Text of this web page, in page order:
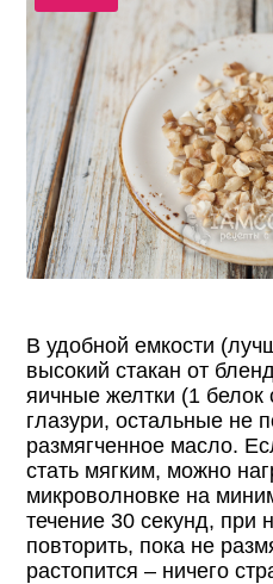
В удобной емкости
высокий стакан от
яичные желтки (1 белок
глазури, остальные не
размягченное масло.
стать мягким, можно
микроволновке на
течение 30 секунд, при
повторить, пока не
растопится – ничего